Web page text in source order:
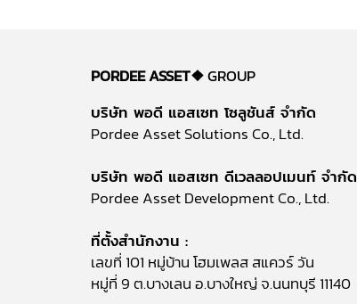
PORDEE ASSET❖GROUP
บริษัท พอดี แอสเซท โซลูชันส์ จำกัด
Pordee Asset Solutions Co., Ltd.
บริษัท พอดี แอสเซท ดีเวลลอปเมนท์ จำกัด
Pordee Asset Development Co., Ltd.
ที่ตั้งสำนักงาน :
เลขที่ 101 หมู่บ้าน โฮมเพลส สแควร์ วัน
หมู่ที่ 9 ต.บางเลน อ.บางใหญ่ จ.นนทบุรี 11140